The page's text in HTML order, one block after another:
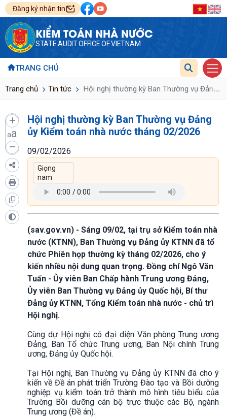
Đăng ký nhận tin
KIỂM TOÁN NHÀ NƯỚC
STATE AUDIT OFFICE OF VIETNAM
TRANG CHỦ
Trang chủ Tin tức Hội nghị thường kỳ Ban Thường vụ Đảng...
aa
Hội nghị thường kỳ Ban Thường vụ Đảng
ủy Kiểm toán nhà nước tháng 02/2026
09/02/2026
(sav.gov.vn) - Sáng 09/02, tại trụ sở Kiểm toán nhà
nước (KTNN), Ban Thường vụ Đảng ủy KTNN đã tổ
chức Phiên họp thường kỳ tháng 02/2026, cho ý
kiến nhiều nội dung quan trọng. Đồng chí Ngô Văn
Tuấn - Ủy viên Ban Chấp hành Trung ương Đảng,
Ủy viên Ban Thường vụ Đảng ủy Quốc hội, Bí thư
Đảng ủy KTNN, Tổng Kiểm toán nhà nước - chủ trì
Hội nghị.
Cùng dự Hội nghị có đại diện Văn phòng Trung ương
Đảng, Ban Tổ chức Trung ương, Ban Nội chính Trung
ương, Đảng ủy Quốc hội.
Tại Hội nghị, Ban Thường vụ Đảng ủy KTNN đã cho ý
kiến về Đề án phát triển Trường Đào tạo và Bồi dưỡng
nghiệp vụ kiểm toán trở thành mô hình tiêu biểu của
Trường Bồi dưỡng cán bộ trực thuộc các Bộ, ngành
Trung ương (Đề án).